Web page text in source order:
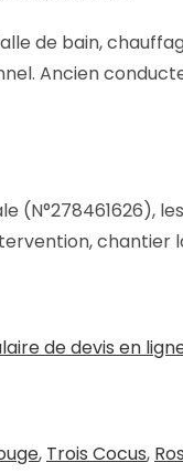
de bain,
Ancien
chantier
de devis en
, Trois Cocus,